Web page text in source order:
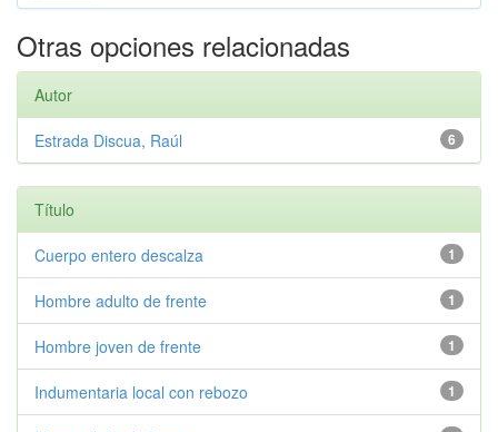
Otras opciones relacionadas
Autor
6
Estrada Discua, Raúl
Título
1
Cuerpo entero descalza
1
Hombre adulto de frente
1
Hombre joven de frente
1
Indumentaria local con rebozo